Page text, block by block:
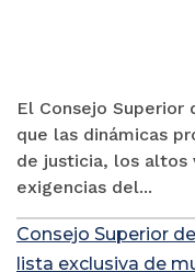
El Consejo
que las dinámicas
de justicia, los altos
exigencias del...
Consejo Superior
lista exclusiva de